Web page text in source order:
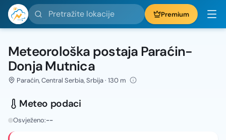
Pretražite lokacije Premium
Meteorološka postaja Paraćin-
Donja Mutnica
Paraćin, Central Serbia, Srbija · 130 m
Meteo podaci
Osvježeno:--